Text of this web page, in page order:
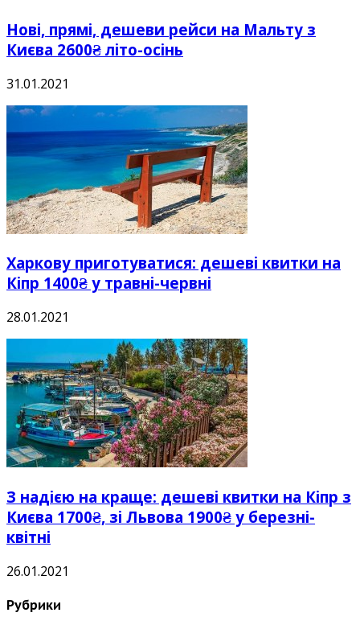
Нові, прямі, дешеви рейси на Мальту з
Києва 2600₴ літо-осінь
31.01.2021
Харкову приготуватися: дешеві квитки на
Кіпр 1400₴ у травні-червні
28.01.2021
З надією на краще: дешеві квитки на Кіпр з
Києва 1700₴, зі Львова 1900₴ у березні-
квітні
26.01.2021
Рубрики